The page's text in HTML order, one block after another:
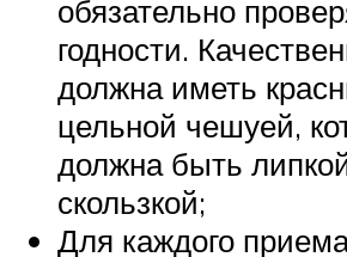
обязательно
годности.
должна иметь
цельной чешуей,
должна быть
скользкой;
Для каждого